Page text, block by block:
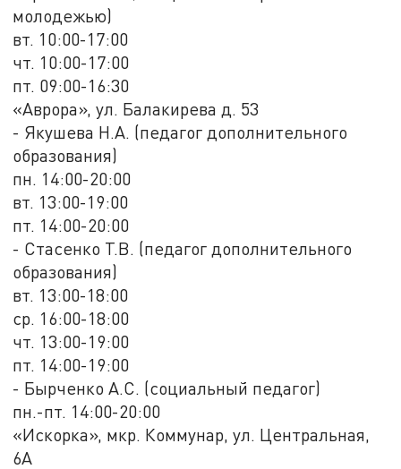
молодежью)
вт. 10:00-17:00
чт. 10:00-17:00
пт. 09:00-16:30
«Аврора», ул. Балакирева д. 53
- Якушева Н.А. (педагог дополнительного
образования)
пн. 14:00-20:00
вт. 13:00-19:00
пт. 14:00-20:00
- Стасенко Т.В. (педагог дополнительного
образования)
вт. 13:00-18:00
ср. 16:00-18:00
чт. 13:00-19:00
пт. 14:00-19:00
- Бырченко А.С. (социальный педагог)
пн.-пт. 14:00-20:00
«Искорка», мкр. Коммунар, ул. Центральная,
6А